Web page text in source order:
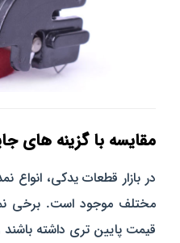
مقایسه با گزینه‌ های
در بازار قطعات یدکی،
مختلف موجود است. برخی
قیمت پایین‌ تری داشته